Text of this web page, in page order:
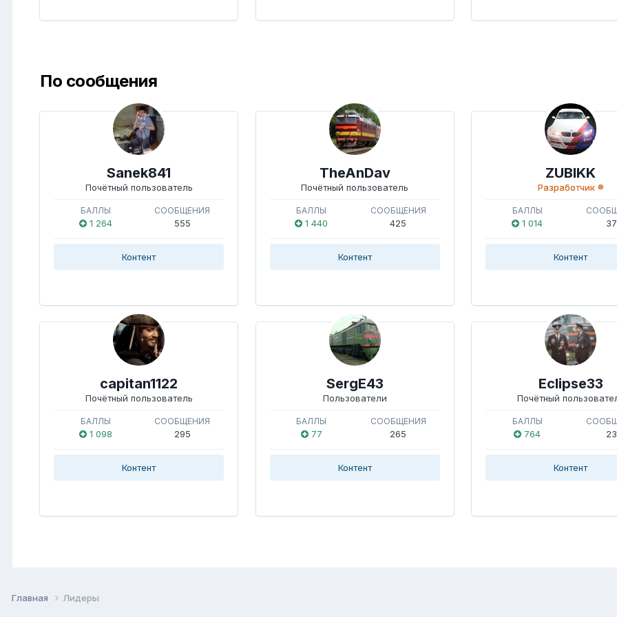
По сообщения
Sanek841
Почётный пользователь
БАЛЛЫ
1 264
СООБЩЕНИЯ
555
Контент
TheAnDav
Почётный пользователь
БАЛЛЫ
1 440
СООБЩЕНИЯ
425
Контент
ZUBIKK
Разработчик ®
БАЛЛЫ
1 014
Контент
capitan1122
Почётный пользователь
БАЛЛЫ
1 098
СООБЩЕНИЯ
295
Контент
SergE43
Пользователи
БАЛЛЫ
77
СООБЩЕНИЯ
265
Контент
Eclipse33
Почётный
БАЛЛЫ
764
Контент
Главная Лидеры